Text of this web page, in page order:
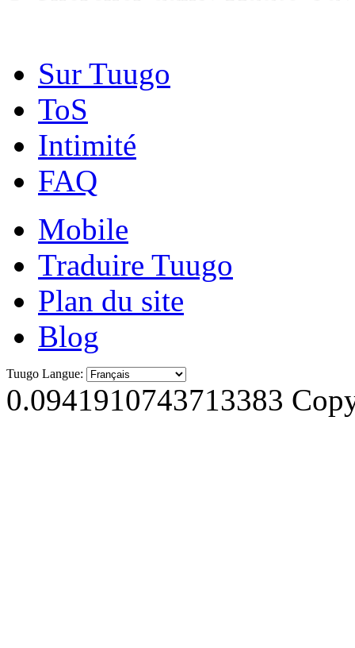
Sur Tuugo
ToS
Intimité
FAQ
Mobile
Traduire Tuugo
Plan du site
Blog
Tuugo Langue:
0.0941910743713383